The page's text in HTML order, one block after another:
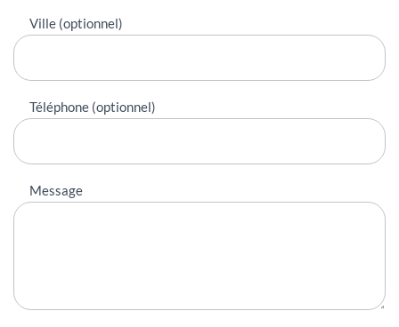
Ville (optionnel)
Téléphone (optionnel)
Message